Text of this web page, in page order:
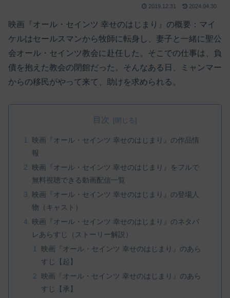
2019.12.31 2024.04.30
映画『オール・セインツ 幸せのはじまり』の概要：マイ
ケルはセールスマンから牧師に転身し、妻子と一緒に聖公
会オール・セインツ教会に赴任した。そこでの仕事は、負
債を抱えた教会の閉館だった。そんなある日、ミャンマー
からの移民がやって来て、助けを求められる。
目次
映画『オール・セインツ 幸せのはじまり』の作品情
報
映画『オール・セインツ 幸せのはじまり』をフルで
無料視聴できる動画配信一覧
映画『オール・セインツ 幸せのはじまり』の登場人
物（キャスト）
映画『オール・セインツ 幸せのはじまり』のネタバ
レあらすじ（ストーリー解説）
映画『オール・セインツ 幸せのはじまり』のあら
すじ【起】
映画『オール・セインツ 幸せのはじまり』のあら
すじ【承】